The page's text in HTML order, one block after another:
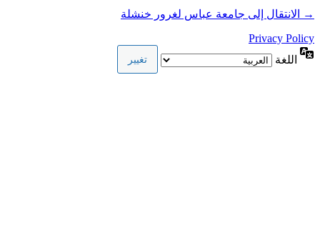
→ الانتقال إلى جامعة عباس لغرور خنشلة
Privacy Policy
اللغة